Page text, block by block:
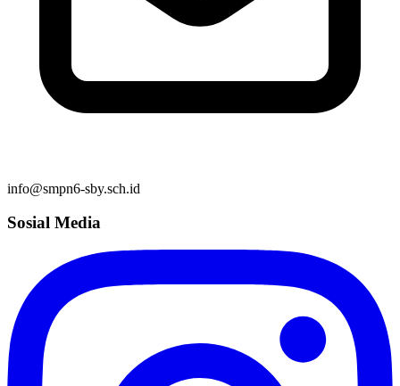
info@smpn6-sby.sch.id
Sosial Media